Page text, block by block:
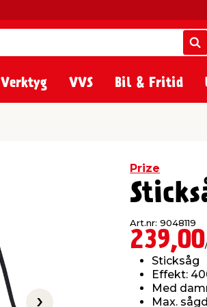
Verktyg VVS Bil & Fritid
Prize
Art.nr: 9048119
239,00
Sticksåg
Effekt:
Med
Max.